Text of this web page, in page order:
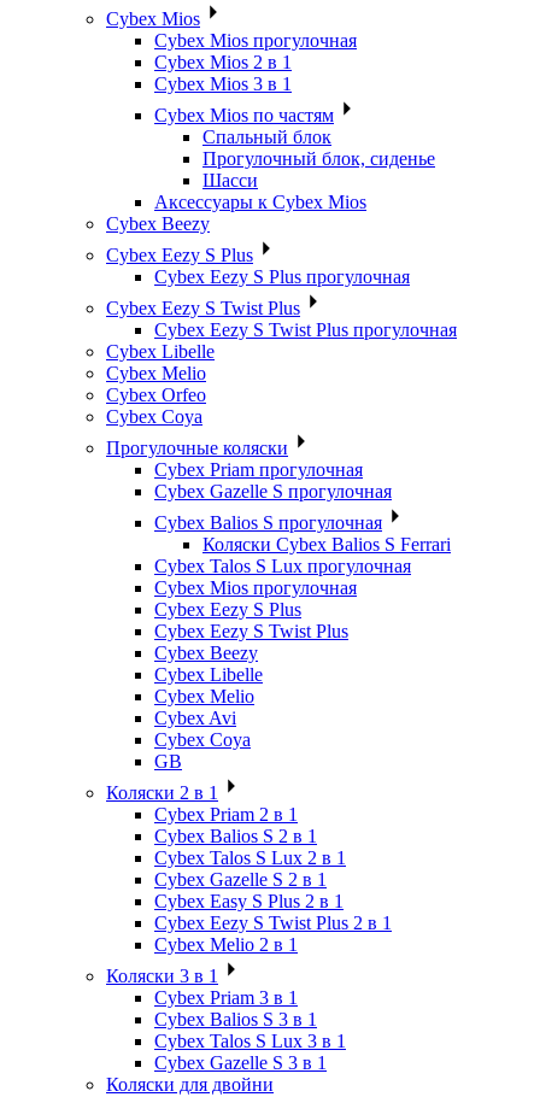
Cybex Mios
Cybex Mios прогулочная
Cybex Mios 2 в 1
Cybex Mios 3 в 1
Cybex Mios по частям
Спальный блок
Прогулочный блок, сиденье
Шасси
Аксессуары к Cybex Mios
Cybex Beezy
Cybex Eezy S Plus
Cybex Eezy S Plus прогулочная
Cybex Eezy S Twist Plus
Cybex Eezy S Twist Plus прогулочная
Cybex Libelle
Cybex Melio
Cybex Orfeo
Cybex Coya
Прогулочные коляски
Cybex Priam прогулочная
Cybex Gazelle S прогулочная
Cybex Balios S прогулочная
Коляски Cybex Balios S Ferrari
Cybex Talos S Lux прогулочная
Cybex Mios прогулочная
Cybex Eezy S Plus
Cybex Eezy S Twist Plus
Cybex Beezy
Cybex Libelle
Cybex Melio
Cybex Avi
Cybex Coya
GB
Коляски 2 в 1
Cybex Priam 2 в 1
Cybex Balios S 2 в 1
Cybex Talos S Lux 2 в 1
Cybex Gazelle S 2 в 1
Cybex Easy S Plus 2 в 1
Cybex Eezy S Twist Plus 2 в 1
Cybex Melio 2 в 1
Коляски 3 в 1
Cybex Priam 3 в 1
Cybex Balios S 3 в 1
Cybex Talos S Lux 3 в 1
Cybex Gazelle S 3 в 1
Коляски для двойни